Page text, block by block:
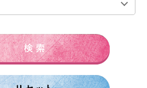
200万円前後 250万円前後
500万円～